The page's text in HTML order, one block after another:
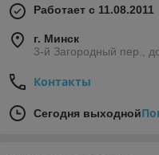
Работает с 11.08.2011
г. Минск
3-й Загородный пер.,
Контакты
Сегодня выходной